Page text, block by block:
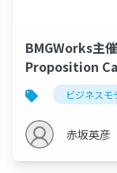
BMGWorks主
Proposition
ワークショップ
(2015/01/28)
ビジネスモ
赤坂英彦